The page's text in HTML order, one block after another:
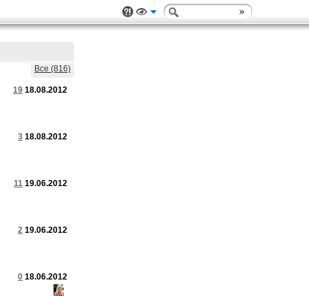
Все (816)
19 18.08.2012
3 18.08.2012
11 19.06.2012
2 19.06.2012
0 18.06.2012